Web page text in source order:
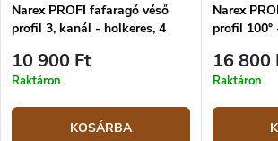
Narex PROFI fafaragó véső
profil 3, kanál - holkeres, 4
10 900 Ft
Raktáron
KOSÁRBA
Narex
profil 100°
16 800
Raktáron